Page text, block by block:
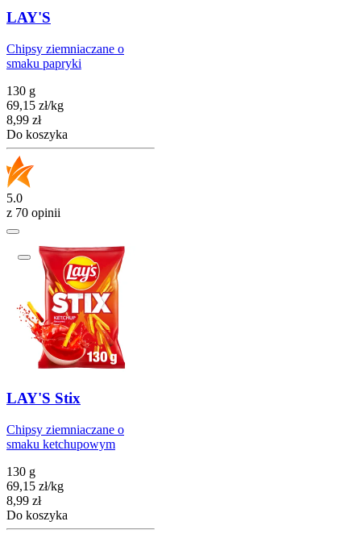
LAY'S
Chipsy ziemniaczane o
smaku papryki
130 g
69,15 zł/kg
Cena
8,99 zł
Do koszyka
5.0
z 70 opinii
LAY'S Stix
Chipsy ziemniaczane o
smaku ketchupowym
130 g
69,15 zł/kg
Cena
8,99 zł
Do koszyka